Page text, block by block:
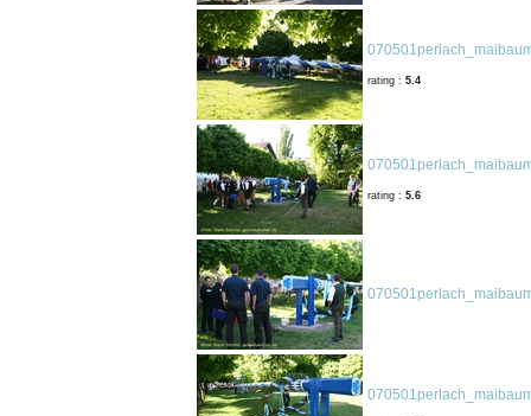
rating : 5.4
rating : 5.6